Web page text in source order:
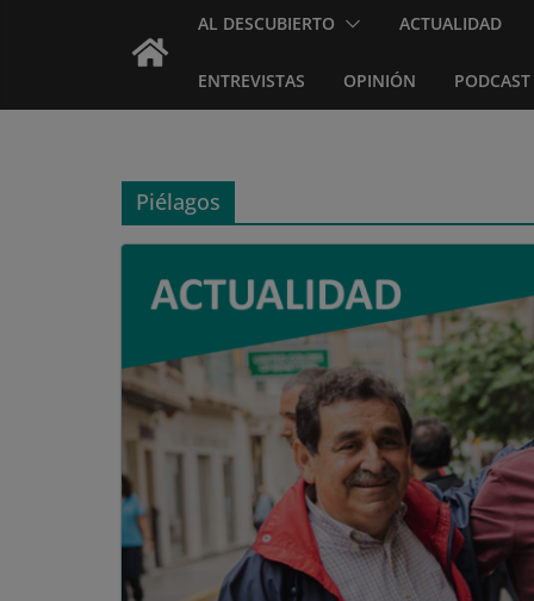
AL DESCUBIERTO ACTUALIDAD
ENTREVISTAS OPINIÓN PODCAST
Piélagos